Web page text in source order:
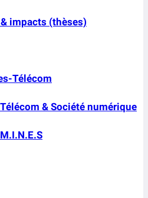
impacts (thèses)
Télécom
& Société numérique